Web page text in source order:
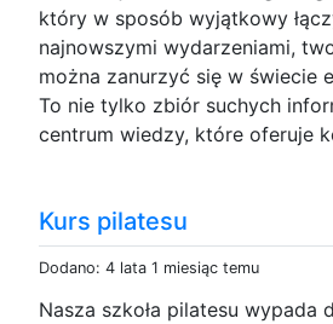
który w sposób wyjątkowy
najnowszymi wydarzeniami,
można zanurzyć się w świecie
To nie tylko zbiór suchych
centrum wiedzy, które oferuje
Kurs pilatesu
Dodano: 4 lata 1 miesiąc temu
Nasza szkoła pilatesu wypada